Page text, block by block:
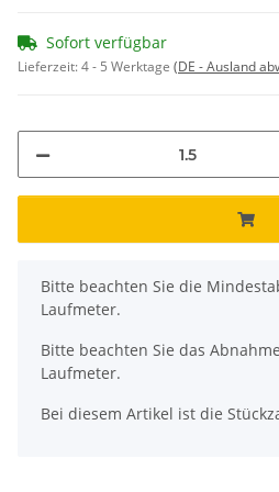
Sofort verfügbar
Lieferzeit:4 - 5 Werktage (DE - Ausland
x
Bitte beachten Sie die
Laufmeter.
Bitte beachten Sie das
Laufmeter.
Bei diesem Artikel ist die